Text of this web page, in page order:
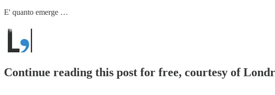
E' quanto emerge …
Continue reading this post for free, courtesy of